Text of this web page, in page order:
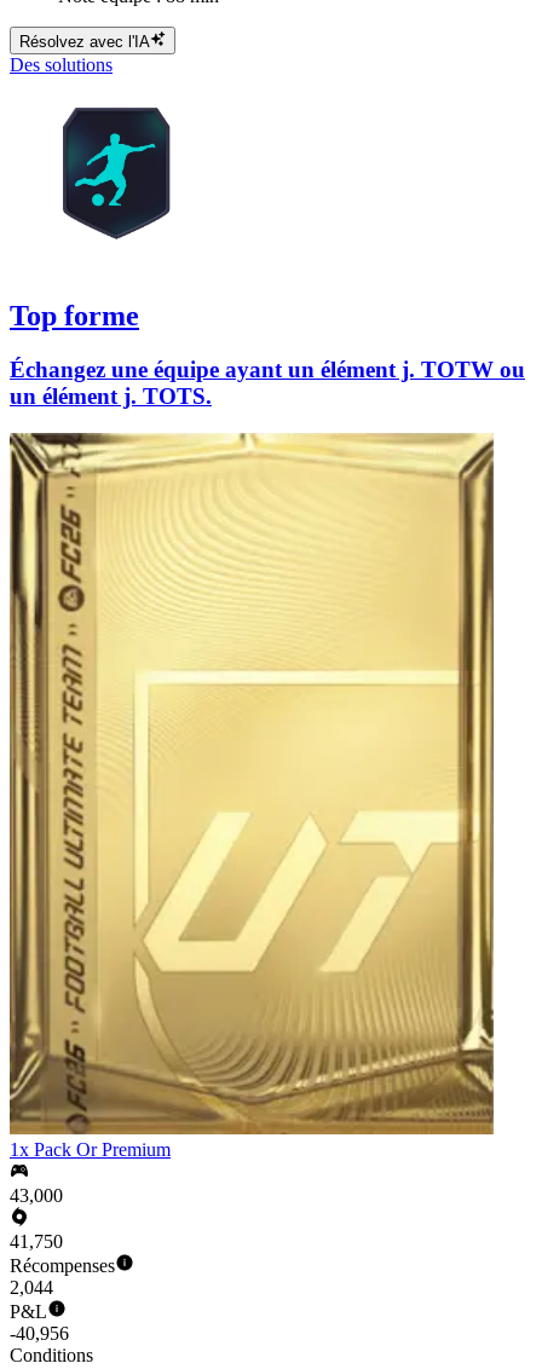
Résolvez avec l'IA
Des solutions
Top forme
Échangez une équipe ayant un élément j. TOTW ou
un élément j. TOTS.
1x Pack Or Premium
43,000
41,750
Récompenses
2,044
P&L
-40,956
Conditions